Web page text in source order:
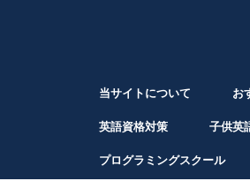
当サイトについて お
英語資格対策 子供英
プログラミングスクール